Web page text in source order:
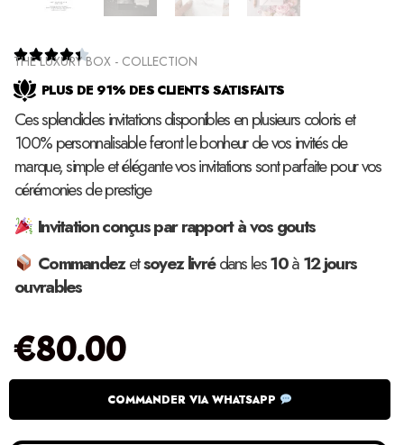

THE LUXURY BOX - COLLECTION
PLUS DE 91% DES CLIENTS SATISFAITS
Ces splendides invitations disponibles en plusieurs coloris et
100% personnalisable feront le bonheur de vos invités de
marque, simple et élégante vos invitations sont parfaite pour vos
cérémonies de prestige
Invitation conçus par rapport à vos gouts
Commandezetsoyez livrédans les10à12jours
ouvrables
€80.00
COMMANDER VIA WHATSAPP